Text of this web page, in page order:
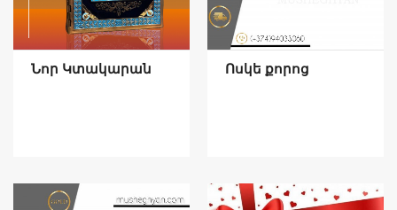
Նոր Կտակարան Ոսկե քորոց